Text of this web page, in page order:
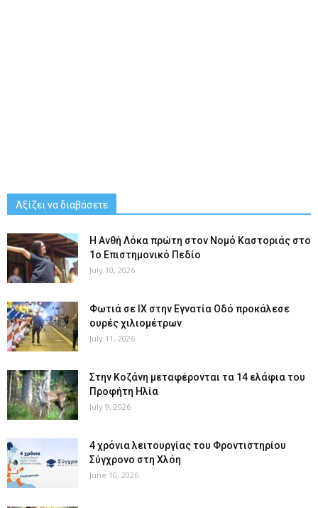
Αξίζει να διαβάσετε
Η Ανθή Λόκα πρώτη στον Νομό Καστοριάς στο
1ο Επιστημονικό Πεδίο
July 10, 2026
Φωτιά σε ΙΧ στην Εγνατία Οδό προκάλεσε
ουρές χιλιομέτρων
July 11, 2026
Στην Κοζάνη μεταφέρονται τα 14 ελάφια του
Προφήτη Ηλία
July 9, 2026
4 χρόνια λειτουργίας του Φροντιστηρίου
Σύγχρονο στη Χλόη
June 10, 2026